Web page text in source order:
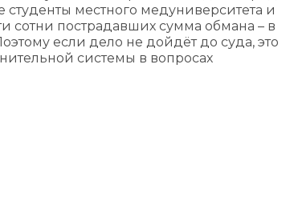
местного медуниверситета и
сотни пострадавших сумма обмана – в
если дело не дойдёт до суда, это
системы в вопросах